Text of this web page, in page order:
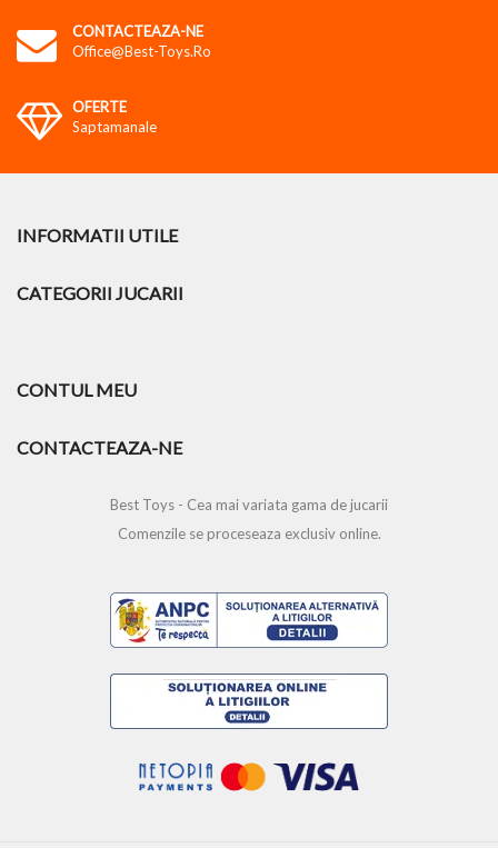
CONTACTEAZA-NE
Office@best-Toys.ro
OFERTE
Saptamanale
INFORMATII UTILE
CATEGORII JUCARII
CONTUL MEU
CONTACTEAZA-NE
Best Toys - Cea mai variata gama de jucarii
Comenzile se proceseaza exclusiv online.